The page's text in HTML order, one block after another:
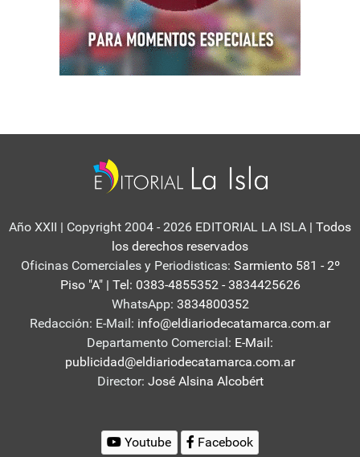
Año XXII | Copyright 2004 - 2026 EDITORIAL LA ISLA | Todos
los derechos reservados
Oficinas Comerciales y Periodisticas: Sarmiento 581 - 2º
Piso "A" | Tel: 0383-4855352 - 3834425626
WhatsApp: 3834800352
Redacción: E-Mail: info@eldiariodecatamarca.com.ar
Departamento Comercial: E-Mail:
publicidad@eldiariodecatamarca.com.ar
Director: José Alsina Alcobért
Youtube Facebook